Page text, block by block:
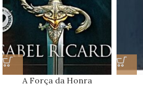
A Força da Honra